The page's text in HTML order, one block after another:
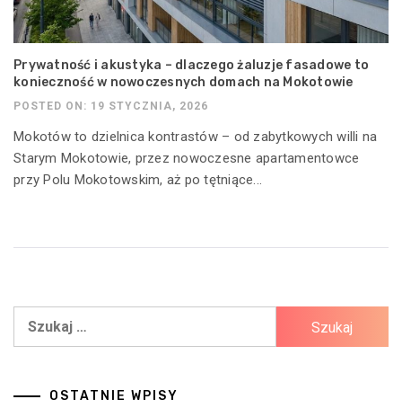
Prywatność i akustyka – dlaczego żaluzje fasadowe to
konieczność w nowoczesnych domach na Mokotowie
POSTED ON: 19 STYCZNIA, 2026
Mokotów to dzielnica kontrastów – od zabytkowych willi na
Starym Mokotowie, przez nowoczesne apartamentowce
przy Polu Mokotowskim, aż po tętniące...
Szukaj:
OSTATNIE WPISY